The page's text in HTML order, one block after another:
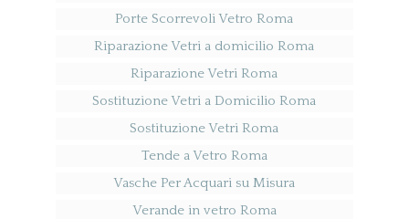
Porte Scorrevoli Vetro Roma
Riparazione Vetri a domicilio Roma
Riparazione Vetri Roma
Sostituzione Vetri a Domicilio Roma
Sostituzione Vetri Roma
Tende a Vetro Roma
Vasche Per Acquari su Misura
Verande in vetro Roma